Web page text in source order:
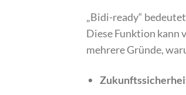
„Bidi-ready“
Diese Funktion kann
mehrere Gründe,